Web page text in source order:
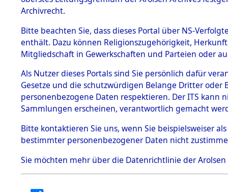
BESTÄNDE
1.
mente
5. Verschiedenes
5.3
Todesmärsche
5.3.1 Alliierte
Erhebungen
zu
Todesmärsch
en
5.3.2
Archivrecht.
Bitte beachten Sie, dass dieses Portal über NS-
enthält. Dazu können Religionszugehörigkeit,
Mitgliedschaft in Gewerkschaften und Parteien oder
Als Nutzer dieses Portals sind Sie persönlich dafür
Gesetze und die schutzwürdigen Belange Dritter
personenbezogene Daten respektieren. Der ITS
Sammlungen erscheinen, verantwortlich gemacht
Bitte kontaktieren Sie uns, wenn Sie beispielsweiser
bestimmter personenbezogener Daten nicht
Sie möchten mehr über die Datenrichtlinie der Arolsen